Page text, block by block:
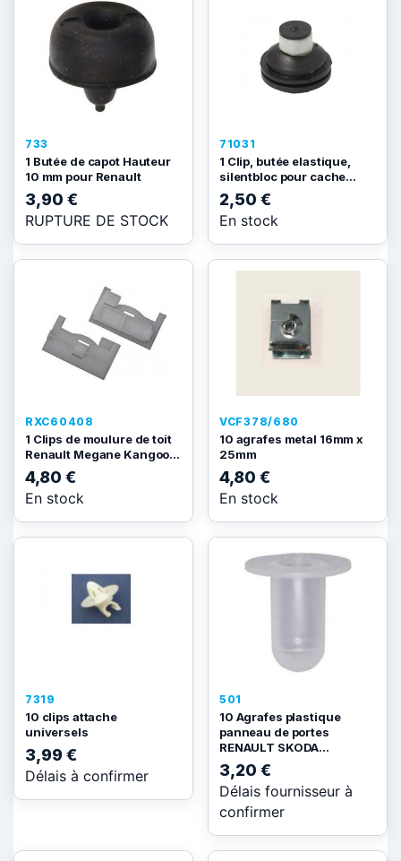
733
1 Butée de capot Hauteur
10 mm pour Renault
3,90 €
RUPTURE DE STOCK
71031
1 Clip, butée elastique,
silentbloc pour cache...
2,50 €
En stock
RXC60408
1 Clips de moulure de toit
Renault Megane Kangoo...
4,80 €
En stock
VCF378/680
10 agrafes metal 16mm x
25mm
4,80 €
En stock
7319
10 clips attache
universels
3,99 €
Délais à confirmer
501
10 Agrafes plastique
panneau de portes
RENAULT SKODA...
3,20 €
Délais fournisseur à
confirmer